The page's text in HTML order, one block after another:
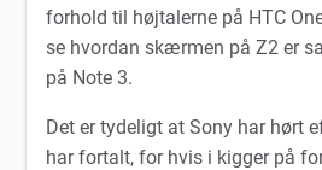
forhold til højtalerne på HTC
se hvordan skærmen på Z2 er
på Note 3.
Det er tydeligt at Sony har hørt
har fortalt, for hvis i kigger på